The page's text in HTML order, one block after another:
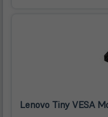
Lenovo Tiny VESA